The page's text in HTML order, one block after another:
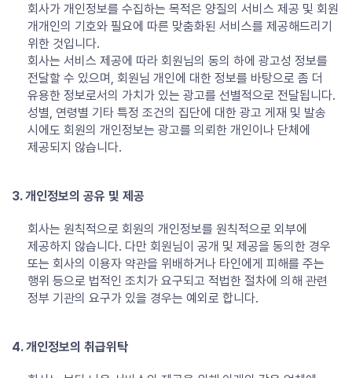
회사가 개인정보를 수집하는 목적은 양질의 서비스 제공 및 회원
개개인의 기호와 필요에 따른 맞춤화된 서비스를 제공해드리기
위한 것입니다.
회사는 서비스 제공에 따라 회원님의 동의 하에 광고성 정보를
전달할 수 있으며, 회원님 개인에 대한 정보를 바탕으로 좀 더
유용한 정보로서의 가치가 있는 광고를 선별적으로 전달됩니다.
성별, 연령별 기타 특정 조건의 집단에 대한 광고 게재 및 발송
시에도 회원의 개인정보는 광고를 의뢰한 개인이나 단체에
제공되지 않습니다.
3. 개인정보의 공유 및 제공
회사는 원칙적으로 회원의 개인정보를 원칙적으로 외부에
제공하지 않습니다. 다만 회원님이 공개 및 제공을 동의한 경우
또는 회사의 이용자 약관을 위배하거나 타인에게 피해를 주는
행위 등으로 법적인 조치가 요구되고 적법한 절차에 의해 관련
정부 기관의 요구가 있을 경우는 예외로 합니다.
4. 개인정보의 취급위탁